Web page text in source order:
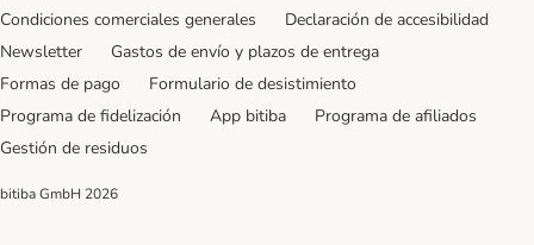
Condiciones comerciales generales
Declaración de accesibilidad
Newsletter
Gastos de envío y plazos de entrega
Formas de pago
Formulario de desistimiento
Programa de fidelización
App bitiba
Programa de afiliados
Gestión de residuos
bitiba GmbH 2026